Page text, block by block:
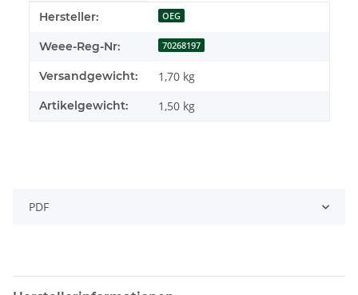
Produkteigenschaft
Wert
Hersteller: OEG
Weee-Reg-Nr: 70268197
Versandgewicht: 1,70 kg
Artikelgewicht: 1,50 kg
PDF